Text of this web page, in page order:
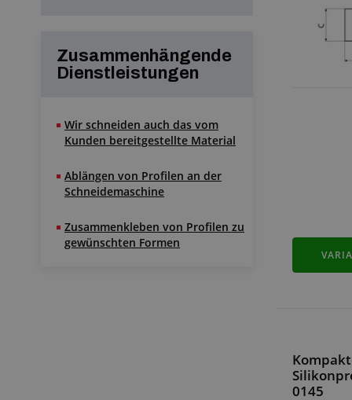
Zusammenhängende
Dienstleistungen
Wir schneiden auch das vom
Kunden bereitgestellte Material
Ablängen von Profilen an der
Schneidemaschine
Zusammenkleben von Profilen zu
gewünschten Formen
0145